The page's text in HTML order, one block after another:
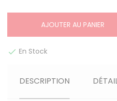
AJOUTER AU PANIER
 En Stock
DESCRIPTION